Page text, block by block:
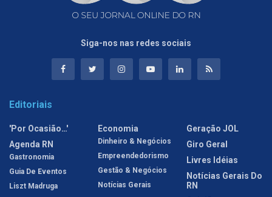
Siga-nos nas redes sociais
Editoriais
'Por Ocasião…'
Agenda RN
Gastronomia
Guia De Eventos
Liszt Madruga
Economia
Dinheiro & Negócios
Empreendedorismo
Gestão & Negócios
Notícias Gerais
Geração JOL
Giro Geral
Livres Idéias
Notícias Gerais Do
RN